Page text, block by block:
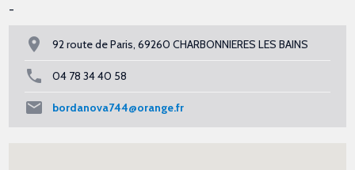
-
92 route de Paris, 69260 CHARBONNIERES LES BAINS
04 78 34 40 58
bordanova744@orange.fr